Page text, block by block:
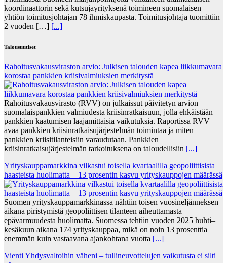
koordinaattorin sekä kutsujayrityksenä toimineen suomalaisen
yhtiön toimitusjohtajan 78 ihmiskaupasta. Toimitusjohtaja tuomittiin
2 vuoden […] [...]
Talousuutiset
Rahoitusvakausviraston arvio: Julkisen talouden kapea liikkumavara
korostaa pankkien kriisivalmiuksien merkitystä
Rahoitusvakausvirasto (RVV) on julkaissut päivitetyn arvion
suomalaispankkien valmiudesta kriisinratkaisuun, jolla ehkäistään
pankkien kaatumisen laajamittaisia vaikutuksia. Raportissa RVV
avaa pankkien kriisinratkaisujärjestelmän toimintaa ja miten
pankkien kriisitilanteisiin varaudutaan. Pankkien
kriisinratkaisujärjestelmän tarkoituksena on taloudellisiin [...]
Yrityskauppamarkkina vilkastui toisella kvartaalilla geopoliittisista
haasteista huolimatta – 13 prosentin kasvu yrityskauppojen määrässä
Suomen yrityskauppamarkkinassa nähtiin toisen vuosineljänneksen
aikana piristymistä geopoliittisen tilanteen aiheuttamasta
epävarmuudesta huolimatta. Suomessa tehtiin vuoden 2025 huhti–
kesäkuun aikana 174 yrityskauppaa, mikä on noin 13 prosenttia
enemmän kuin vastaavana ajankohtana vuotta [...]
Vienti Yhdysvaltoihin väheni – tullineuvottelujen vaikutusta ei silti